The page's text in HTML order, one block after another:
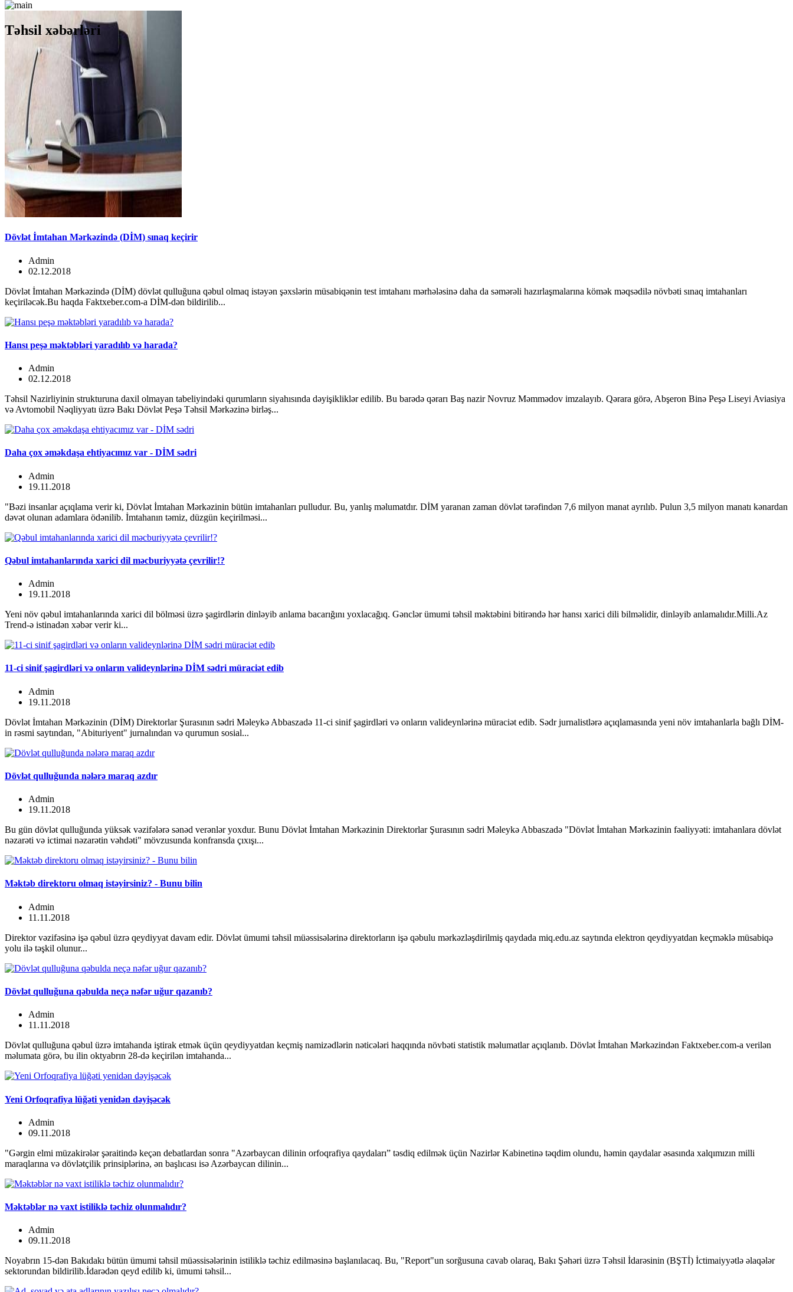
Təhsil xəbərləri
Dövlət İmtahan Mərkəzində (DİM) sınaq keçirir
Admin
02.12.2018
Dövlət İmtahan Mərkəzində (DİM) dövlət qulluğuna qəbul olmaq istəyən şəxslərin müsabiqənin test imtahanı mərhələsinə daha da səmərəli hazırlaşmalarına kömək məqsədilə növbəti sınaq imtahanları
keçiriləcək.Bu haqda Faktxeber.com-a DİM-dən bildirilib...
Hansı peşə məktəbləri yaradılıb və harada?
Admin
02.12.2018
Təhsil Nazirliyinin strukturuna daxil olmayan tabeliyindəki qurumların siyahısında dəyişikliklər edilib. Bu barədə qərarı Baş nazir Novruz Məmmədov imzalayıb. Qərara görə, Abşeron Binə Peşə Liseyi Aviasiya
və Avtomobil Nəqliyyatı üzrə Bakı Dövlət Peşə Təhsil Mərkəzinə birləş...
Daha çox əməkdaşa ehtiyacımız var - DİM sədri
Admin
19.11.2018
"Bəzi insanlar açıqlama verir ki, Dövlət İmtahan Mərkəzinin bütün imtahanları pulludur. Bu, yanlış məlumatdır. DİM yaranan zaman dövlət tərəfindən 7,6 milyon manat ayrılıb. Pulun 3,5 milyon manatı kənardan
dəvət olunan adamlara ödənilib. İmtahanın təmiz, düzgün keçirilməsi...
Qəbul imtahanlarında xarici dil məcburiyyətə çevrilir!?
Admin
19.11.2018
Yeni növ qəbul imtahanlarında xarici dil bölməsi üzrə şagirdlərin dinləyib anlama bacarığını yoxlacağıq. Gənclər ümumi təhsil məktəbini bitirəndə hər hansı xarici dili bilməlidir, dinləyib anlamalıdır.Milli.Az
Trend-ə istinadən xəbər verir ki...
11-ci sinif şagirdləri və onların valideynlərinə DİM sədri müraciət edib
Admin
19.11.2018
Dövlət İmtahan Mərkəzinin (DİM) Direktorlar Şurasının sədri Məleykə Abbaszadə 11-ci sinif şagirdləri və onların valideynlərinə müraciət edib. Sədr jurnalistlərə açıqlamasında yeni növ imtahanlarla bağlı DİM-
in rəsmi saytından, "Abituriyent" jurnalından və qurumun sosial...
Dövlət qulluğunda nələrə maraq azdır
Admin
19.11.2018
Bu gün dövlət qulluğunda yüksək vəzifələrə sənəd verənlər yoxdur. Bunu Dövlət İmtahan Mərkəzinin Direktorlar Şurasının sədri Məleykə Abbaszadə "Dövlət İmtahan Mərkəzinin fəaliyyəti: imtahanlara dövlət
nəzarəti və ictimai nəzarətin vəhdəti" mövzusunda konfransda çıxışı...
Məktəb direktoru olmaq istəyirsiniz? - Bunu bilin
Admin
11.11.2018
Direktor vəzifəsinə işə qəbul üzrə qeydiyyat davam edir. Dövlət ümumi təhsil müəssisələrinə direktorların işə qəbulu mərkəzləşdirilmiş qaydada miq.edu.az saytında elektron qeydiyyatdan keçməklə müsabiqə
yolu ilə təşkil olunur...
Dövlət qulluğuna qəbulda neçə nəfər uğur qazanıb?
Admin
11.11.2018
Dövlət qulluğuna qəbul üzrə imtahanda iştirak etmək üçün qeydiyyatdan keçmiş namizədlərin nəticələri haqqında növbəti statistik məlumatlar açıqlanıb. Dövlət İmtahan Mərkəzindən Faktxeber.com-a verilən
məlumata görə, bu ilin oktyabrın 28-də keçirilən imtahanda...
Yeni Orfoqrafiya lüğəti yenidən dəyişəcək
Admin
09.11.2018
"Gərgin elmi müzakirələr şəraitində keçən debatlardan sonra "Azərbaycan dilinin orfoqrafiya qaydaları” təsdiq edilmək üçün Nazirlər Kabinetinə təqdim olundu, həmin qaydalar əsasında xalqımızın milli
maraqlarına və dövlətçilik prinsiplərinə, ən başlıcası isə Azərbaycan dilinin...
Məktəblər nə vaxt istiliklə təchiz olunmalıdır?
Admin
09.11.2018
Noyabrın 15-dən Bakıdakı bütün ümumi təhsil müəssisələrinin istiliklə təchiz edilməsinə başlanılacaq. Bu, "Report"un sorğusuna cavab olaraq, Bakı Şəhəri üzrə Təhsil İdarəsinin (BŞTİ) İctimaiyyətlə əlaqələr
sektorundan bildirilib.İdarədən qeyd edilib ki, ümumi təhsil...